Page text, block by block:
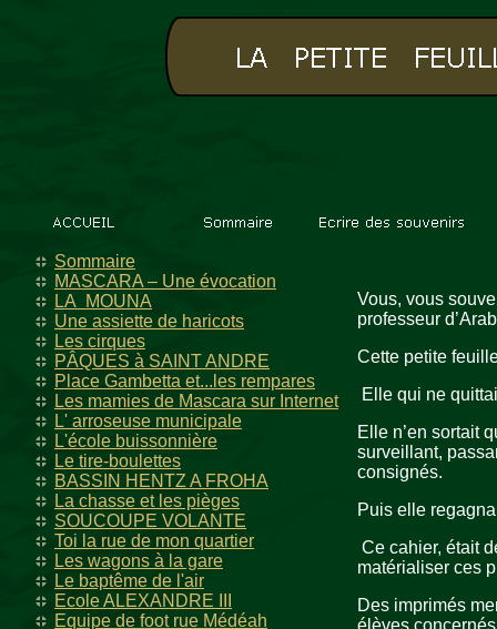
Sommaire
MASCARA – Une évocation
LA MOUNA
Une assiette de haricots
Les cirques
PÂQUES à SAINT ANDRE
Place Gambetta et...les rempares
Les mamies de Mascara sur Internet
L' arroseuse municipale
L'école buissonnière
Le tire-boulettes
BASSIN HENTZ A FROHA
La chasse et les pièges
SOUCOUPE VOLANTE
Toi la rue de mon quartier
Les wagons à la gare
Le baptême de l'air
Ecole ALEXANDRE III
Equipe de foot rue Médéah
Vous, vous
professeur
Cette petite
Elle qui ne
Elle n’en sortait
surveillant,
consignés.
Puis elle
Ce cahier, était
matérialiser ces
Des imprimés
élèves